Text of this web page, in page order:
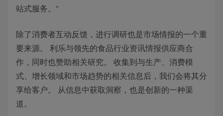
站式服务。"
除了消费者互动反馈，进行调研也是市场情报的一个重
要来源。 利乐与领先的食品行业资讯情报供应商合
作，同时也赞助相关研究。 收集到与生产、消费模
式、增长领域和市场趋势的相关信息后，我们会将其分
享给客户。 从信息中获取洞察，也是创新的一种渠
道。